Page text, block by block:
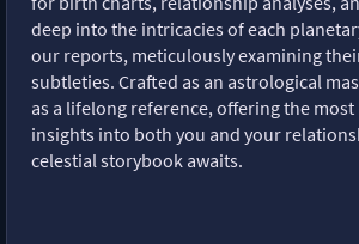
deep into the intricacies of each
our reports, meticulously examining
subtleties. Crafted as an astrological
as a lifelong reference, offering the
insights into both you and your
celestial storybook awaits.